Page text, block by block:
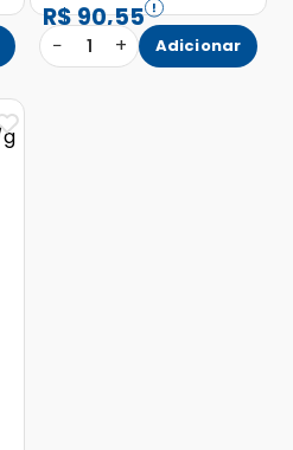
R$90,55
− 1 + Adicionar